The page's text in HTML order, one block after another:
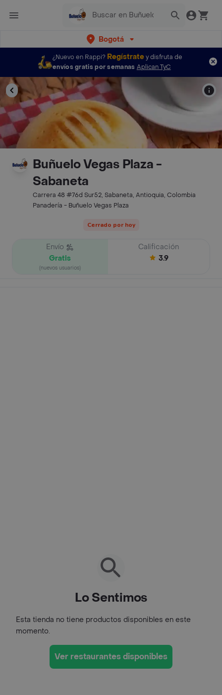
Bogotá
¿Nuevo en Rappi? Regístratey disfruta de
envíos gratis por semanas Aplican TyC
Buñuelo Vegas Plaza -
Sabaneta
Carrera 48 #76d Sur52, Sabaneta, Antioquia, Colombia
Panadería - Buñuelo Vegas Plaza
Cerrado por hoy
Envío
Gratis
(nuevos usuarios)
Calificación
3.9
Lo Sentimos
Esta tienda no tiene productos disponibles en este
momento.
Ver restaurantes disponibles